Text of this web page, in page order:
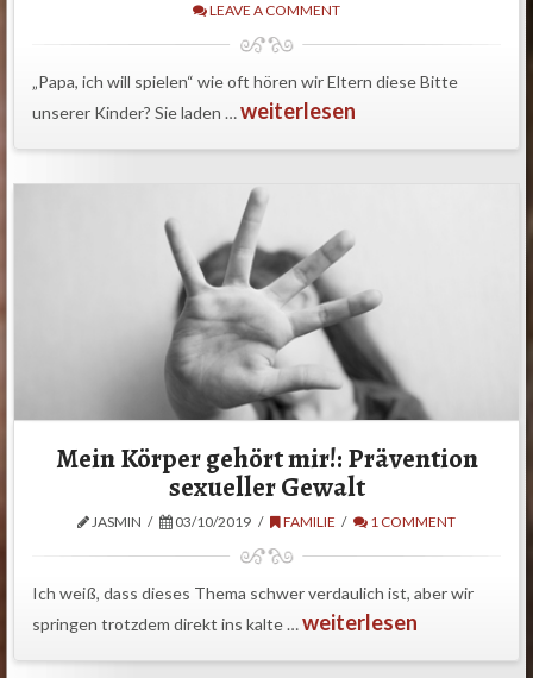
LEAVE A COMMENT
„Papa, ich will spielen“ wie oft hören wir Eltern diese Bitte
unserer Kinder? Sie laden …weiterlesen
Mein Körper gehört mir!: Prävention
sexueller Gewalt
JASMIN 03/10/2019 FAMILIE 1 COMMENT
Ich weiß, dass dieses Thema schwer verdaulich ist, aber wir
springen trotzdem direkt ins kalte …weiterlesen